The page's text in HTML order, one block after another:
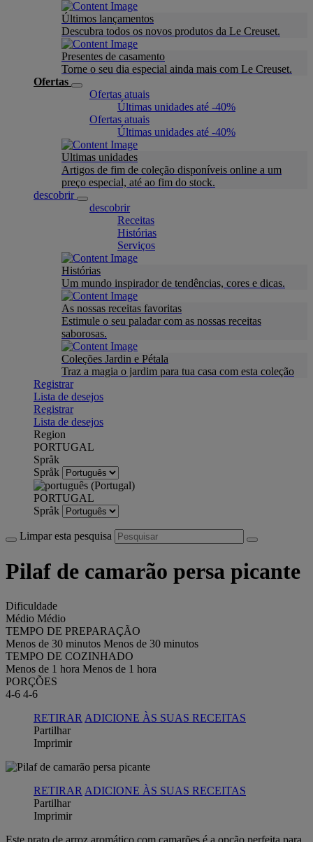
Últimos lançamentos
Descubra todos os novos produtos da Le Creuset.
Presentes de casamento
Torne o seu dia especial ainda mais com Le Creuset.
Ofertas
Ofertas atuais
Últimas unidades até -40%
Ofertas atuais
Últimas unidades até -40%
Ultimas unidades
Artigos de fim de coleção disponíveis online a um
preço especial, até ao fim do stock.
descobrir
descobrir
Receitas
Histórias
Serviços
Histórias
Um mundo inspirador de tendências, cores e dicas.
As nossas receitas favoritas
Estimule o seu paladar com as nossas receitas
saborosas.
Coleções Jardin e Pétala
Traz a magia o jardim para tua casa com esta coleção
Registrar
Lista de desejos
Registrar
Lista de desejos
Region
PORTUGAL
Språk
Språk
PORTUGAL
Språk
Limpar esta pesquisa
Pilaf de camarão persa picante
Dificuldade
Médio Médio
TEMPO DE PREPARAÇÃO
Menos de 30 minutos Menos de 30 minutos
TEMPO DE COZINHADO
Menos de 1 hora Menos de 1 hora
PORÇÕES
4-6 4-6
RETIRAR ADICIONE ÀS SUAS RECEITAS
Partilhar
Imprimir
RETIRAR ADICIONE ÀS SUAS RECEITAS
Partilhar
Imprimir
Este prato de arroz aromático com camarões é a opção perfeita para